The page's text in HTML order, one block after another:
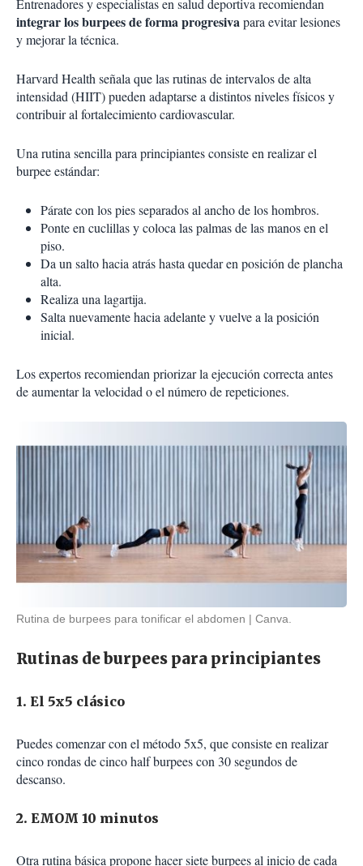
Entrenadores y especialistas en salud deportiva recomiendan
integrar los burpees de forma progresivapara evitar lesiones
y mejorar la técnica.
Harvard Health señala que las rutinas de intervalos de alta
intensidad (HIIT) pueden adaptarse a distintos niveles físicos y
contribuir al fortalecimiento cardiovascular.
Una rutina sencilla para principiantes consiste en realizar el
burpee estándar:
Párate con los pies separados al ancho de los hombros.
Ponte en cuclillas y coloca las palmas de las manos en el
piso.
Da un salto hacia atrás hasta quedar en posición de plancha
alta.
Realiza una lagartija.
Salta nuevamente hacia adelante y vuelve a la posición
inicial.
Los expertos recomiendan priorizar la ejecución correcta antes
de aumentar la velocidad o el número de repeticiones.
Rutina de burpees para tonificar el abdomen Canva.
Rutinas de burpees para principiantes
1. El 5x5 clásico
Puedes comenzar con el método 5x5, que consiste en realizar
cinco rondas de cinco half burpees con 30 segundos de
descanso.
2. EMOM 10 minutos
Otra rutina básica propone hacer siete burpees al inicio de cada